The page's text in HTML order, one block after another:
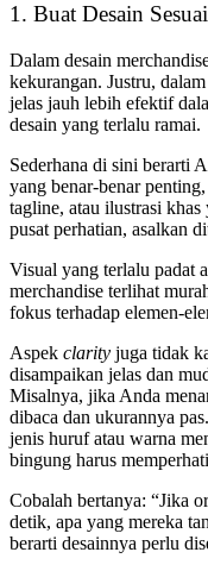
1. Buat Desain
Dalam desain
kekurangan. Justru,
jelas jauh lebih efektif
desain yang terlalu ramai.
Sederhana di sini berarti
yang benar-benar
tagline, atau ilustrasi
pusat perhatian, asalkan
Visual yang terlalu padat
merchandise terlihat
fokus terhadap elemen-
Aspek clarity juga tidak
disampaikan jelas dan
Misalnya, jika Anda
dibaca dan ukurannya
jenis huruf atau warna
bingung harus
Cobalah bertanya: “Jika
detik, apa yang mereka
berarti desainnya perlu